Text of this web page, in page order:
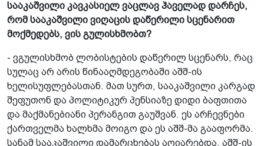
სააკაშვილი კავკასიელ ვაცლავ ჰაველად დარჩეს,
რომ სააკაშვილი ვიღაცის დაწერილი სცენარით
მოქმედებს, ვის გულისხმობთ?
- ვგულისხმობ ლობისტების დაწერილ სცენარს, რაც
სულაც არ არის წინააღმდეგობაში აშშ-ის
ხელისუფლებასთან. მათ სურთ, სააკაშვილი კარგად
შეფუთონ და პოლიტიკურ პენსიაზე დიდი ბაფთითა
და მაქმანებიანი პერანგით გაუშვან. ეს არჩევნები
ქართველმა ხალხმა მოიგო და ეს აშშ-მა გააფორმა.
სანამ სააკაშვილი დამარცხებას აღიარებდა, აშშ-ის